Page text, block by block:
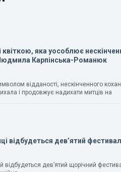
квіткою, яка уособлює
Карпінська-Романюк
відданості, нескінченного
і продовжує надихати митців на
відбудеться дев’ятий
відбудеться дев’ятий щорічний